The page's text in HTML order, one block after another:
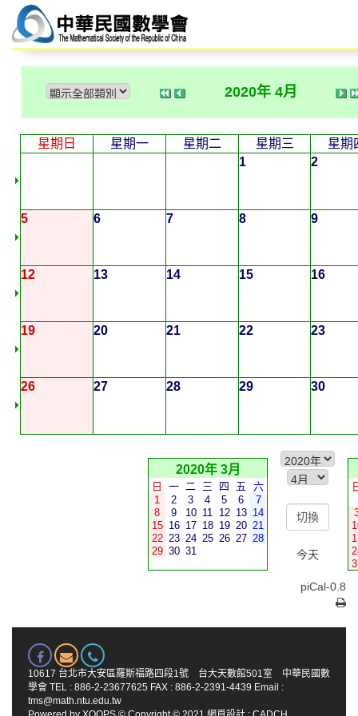
2020年 4月
星期日 星期一 星期二 星期三
星期
1
2
5 6 7 8 9
12 13 14 15 16
19 20 21 22 23
26 27 28 29 30
2020年 3月
日 一 二 三 四 五
六
1
2 3 4 5 6
7
8
9 10 11 12 13 14
15 16 17 18 19 20 21
22 23 24 25 26 27 28
29 30 31 今天
piCal-0.8
10617 台北市大安區羅斯福路四段1號 台大天數館501室 中華民國數
學會 TEL : 886-2-23677625 FAX : 886-2-2391-4439 Email :
tms@math.ntu.edu.tw